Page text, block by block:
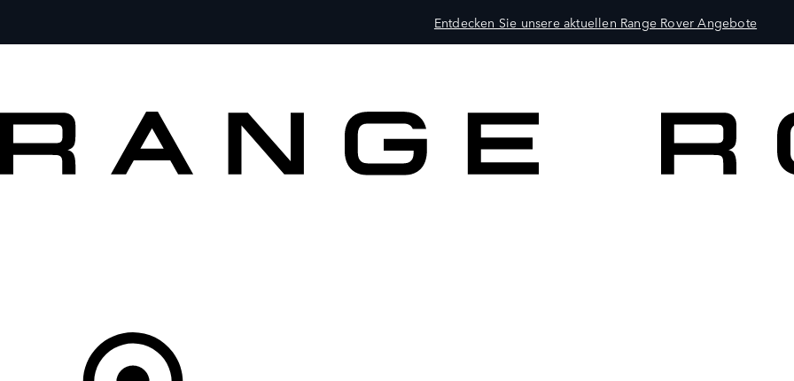
Entdecken Sie unsere aktuellen Range Rover Angebote